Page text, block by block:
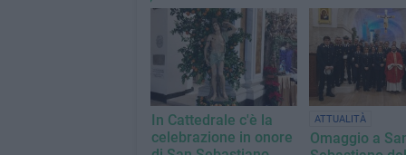
In Cattedrale c'è la
celebrazione in onore
ATTUALITÀ
Omaggio a